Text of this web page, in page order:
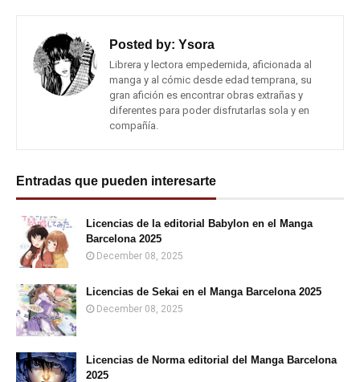
Posted by: Ysora
Librera y lectora empedernida, aficionada al
manga y al cómic desde edad temprana, su
gran afición es encontrar obras extrañas y
diferentes para poder disfrutarlas sola y en
compañía.
Entradas que pueden interesarte
Licencias de la editorial Babylon en el Manga
Barcelona 2025
December 08, 2025
Licencias de Sekai en el Manga Barcelona 2025
December 08, 2025
Licencias de Norma editorial del Manga Barcelona
2025